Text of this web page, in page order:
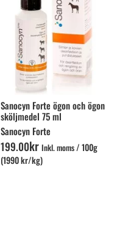
Sanocyn Forte ögon och ögon
sköljmedel 75 ml
Sanocyn Forte
199.00kr Inkl. moms /100g
(1990 kr/kg)